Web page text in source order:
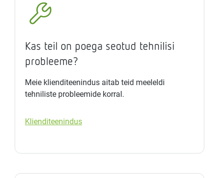
Kas teil on poega seotud tehnilisi
probleeme?
Meie klienditeenindus aitab teid meeleldi
tehniliste probleemide korral.
Klienditeenindus